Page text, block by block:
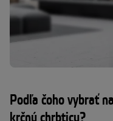
Podľa čoho vybrať